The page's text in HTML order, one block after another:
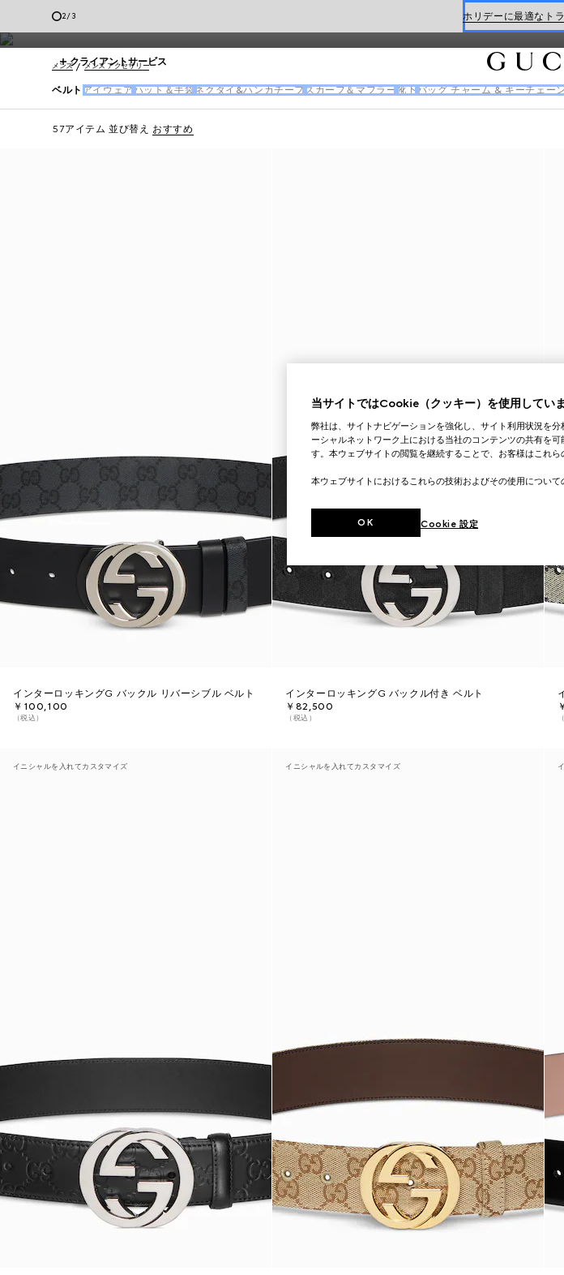
2/3 ホリデーに最適なト
Gucci x 安藤
クライアントサービス
ル ベルトやフォーマル ベルト、そして
メンズ メンズ アクセサリー
ベルト アイウェア ハット＆手袋 ネクタイ&ハンカチーフ スカーフ＆マフラー 靴下 バッグ チャーム & キーチェーン
57アイテム 並び替え おすすめ
インターロッキングG バックル リバーシブル ベルト
￥100,100
（税込）
インターロッキングG バックル付き ベルト
￥82,500
（税込）
イニシャルを入れてカスタマイズ イニシャルを入れてカスタマイズ
当サイトではCookie（クッキー）を使用してい
弊社は、サイトナビゲーションを強化し、サイト利用状況を
ーシャルネットワーク上における当社のコンテンツの共有を
す。本ウェブサイトの閲覧を継続することで、お客様はこれら
本ウェブサイトにおけるこれらの技術およびその使用について
Cookie 設定
OK